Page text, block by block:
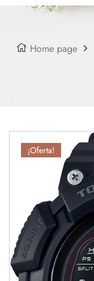
Home page
¡Oferta!